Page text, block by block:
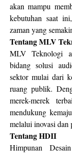
akan mampu
kebutuhan saat
zaman yang
Tentang MLV
MLV Teknologi
bidang solusi
sektor mulai dari
ruang publik.
merek-merek
mendukung
melalui inovasi dan
Tentang HDII
Himpunan